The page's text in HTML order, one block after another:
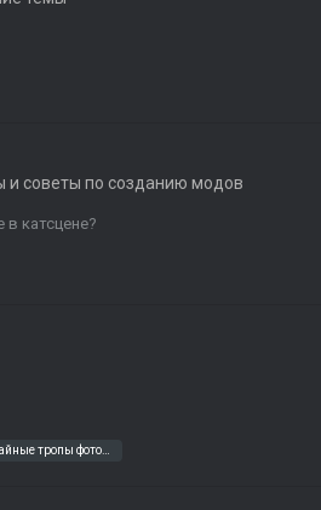
и советы по созданию модов
катсцене?
coksuck softweir stalker любовь тайные тропы фотограф